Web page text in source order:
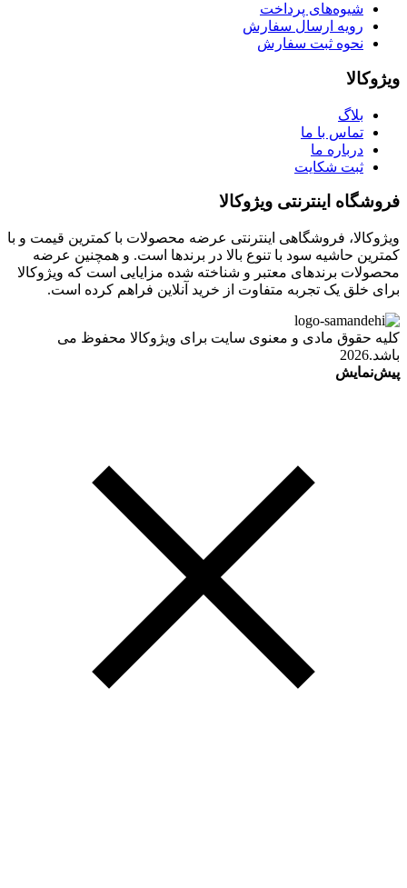
شیوه‌های پرداخت
رویه ارسال سفارش
نحوه ثبت سفارش
ویژوکالا
بلاگ
تماس با ما
درباره ما
ثبت شکایت
فروشگاه اینترنتی ویژوکالا
ویژوکالا، فروشگاهی اینترنتی عرضه محصولات با کمترین قیمت و با
کمترین حاشیه سود با تنوع بالا در برندها است. و همچنین عرضه
محصولات برندهای معتبر و شناخته شده مزایایی است که ویژوکالا
برای خلق یک تجربه متفاوت از خرید آنلاین فراهم کرده است.
کلیه حقوق مادی و معنوی سایت برای ویژوکالا محفوظ می
باشد.2026
پیش‌نمایش